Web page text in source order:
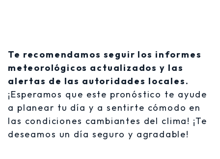
Te recomendamos seguir los informes
meteorológicos actualizados y las
alertas de las autoridades locales.
¡Esperamos que este pronóstico te ayude
a planear tu día y a sentirte cómodo en
las condiciones cambiantes del clima! ¡Te
deseamos un día seguro y agradable!